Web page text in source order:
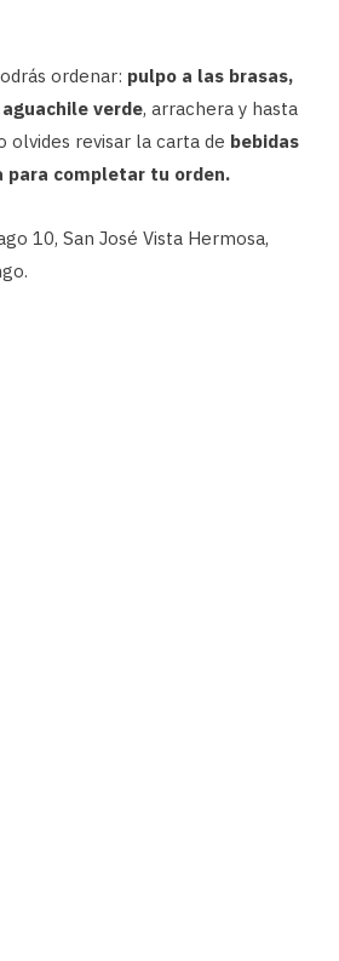
ordenar: pulpo a las brasas,
verde, arrachera y hasta
olvides revisar la carta de bebidas
para completar tu orden.
10, San José Vista Hermosa,